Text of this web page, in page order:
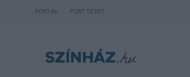
PORT.hu PORT TICKET